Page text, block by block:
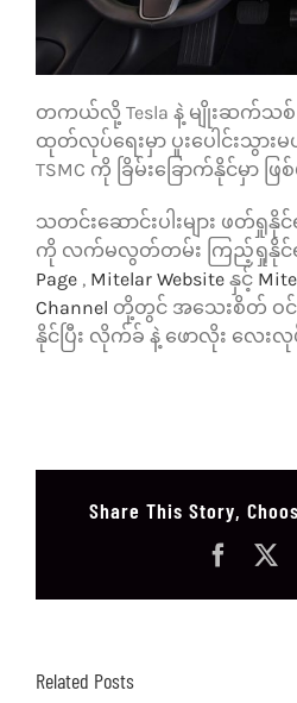
တကယ်လို့ Tesla နဲ့ မျိုးဆက်သစ်
ထုတ်လုပ်ရေးမှာ ပူးပေါင်းသွား
TSMC ကို ခြိမ်းခြောက်နိုင်မှာ ဖ
သတင်းဆောင်းပါးများ ဖတ်ရှုနို
ကို လက်မလွတ်တမ်း ကြည့်ရှုနိုင်
Page, Mitelar Websiteနှင့်
Channel တို့တွင် အသေးစိတ် ဝ
နိုင်ပြီး လိုက်ခ် နဲ့ ဖောလိုး လေးလု
Share This Story,
Related Posts